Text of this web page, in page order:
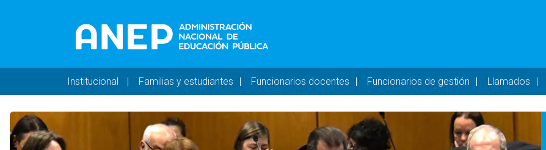
Navegación principal - DESKTOP
Institucional Familias y estudiantes Funcionarios docentes Funcionarios de gestión Llamados